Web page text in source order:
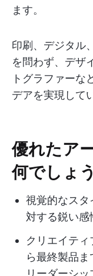
ます。
印刷、デジタル
を問わず、デザ
トグラファーな
デアを実現して
優れたア
何でしょ
視覚的なスタ
対する鋭い感
クリエイテ
ら最終製品
リーダーシ